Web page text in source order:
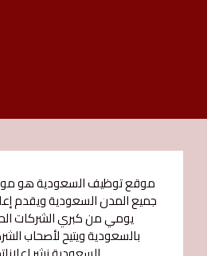
موقع توظيف السعودية هو
جميع المدن السعودية ويقدم
يومي من كبري الشركات
بالسعودية ويتيح لأصحاب